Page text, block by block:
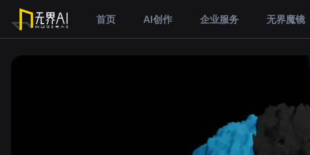
首页 AI创作 企业服务 无界魔镜